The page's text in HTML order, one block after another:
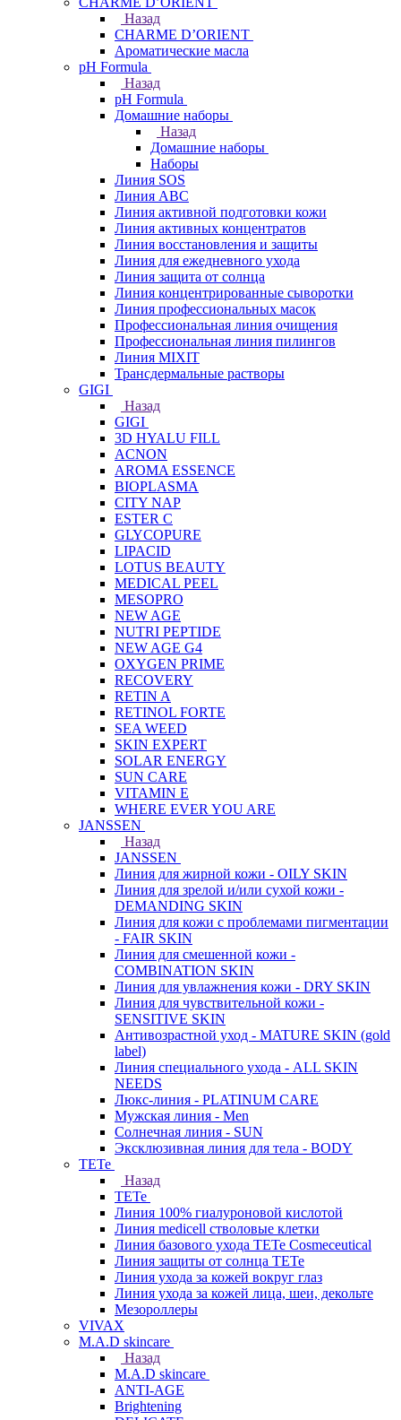
Назад
CHARME D’ORIENT
Ароматические масла
pH Formula
Назад
pH Formula
Домашние наборы
Назад
Домашние наборы
Наборы
Линия SOS
Линия АВС
Линия активной подготовки кожи
Линия активных концентратов
Линия восстановления и защиты
Линия для ежедневного ухода
Линия защита от солнца
Линия концентрированные сыворотки
Линия профессиональных масок
Профессиональная линия очищения
Профессиональная линия пилингов
Линия MIXIT
Трансдермальные растворы
GIGI
Назад
GIGI
3D HYALU FILL
ACNON
AROMA ESSENCE
BIOPLASMA
CITY NAP
ESTER C
GLYCOPURE
LIPACID
LOTUS BEAUTY
MEDICAL PEEL
MESOPRO
NEW AGE
NUTRI PEPTIDE
NEW AGE G4
OXYGEN PRIME
RECOVERY
RETIN A
RETINOL FORTE
SEA WEED
SKIN EXPERT
SOLAR ENERGY
SUN CARE
VITAMIN E
WHERE EVER YOU ARE
JANSSEN
Назад
JANSSEN
Линия для жирной кожи - OILY SKIN
Линия для зрелой и/или сухой кожи -
DEMANDING SKIN
Линия для кожи с проблемами пигментации
- FAIR SKIN
Линия для смешенной кожи -
COMBINATION SKIN
Линия для увлажнения кожи - DRY SKIN
Линия для чувствительной кожи -
SENSITIVE SKIN
Антивозрастной уход - MATURE SKIN (gold
label)
Линия специального ухода - ALL SKIN
NEEDS
Люкс-линия - PLATINUM CARE
Мужская линия - Men
Солнечная линия - SUN
Эксклюзивная линия для тела - BODY
TETe
Назад
TETe
Линия 100% гиалуроновой кислотой
Линия medicell стволовые клетки
Линия базового ухода TETe Cosmeceutical
Линия защиты от солнца TETe
Линия ухода за кожей вокруг глаз
Линия ухода за кожей лица, шеи, декольте
Мезороллеры
VIVAX
M.A.D skincare
Назад
M.A.D skincare
ANTI-AGE
Brightening